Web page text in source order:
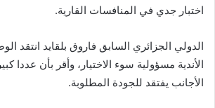
اختبار جدي في المنافسات القارية.
الدولي الجزائري السابق فاروق بلقايد انتقد
الأندية مسؤولية سوء الاختيار، وأقر بأن عددا
الأجانب يفتقد للجودة المطلوبة.